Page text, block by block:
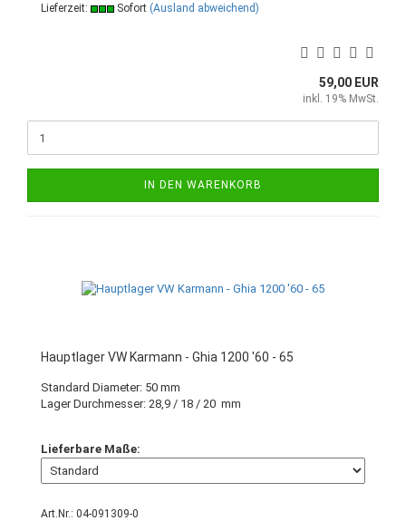
Lieferzeit:
Sofort (Ausland abweichend)
59,00 EUR
inkl. 19% MwSt.
IN DEN WARENKORB
Hauptlager VW Karmann - Ghia 1200 '60 - 65
Standard Diameter: 50 mm
Lager Durchmesser: 28,9 / 18 / 20 mm
Lieferbare Maße:
Art.Nr.: 04-091309-0